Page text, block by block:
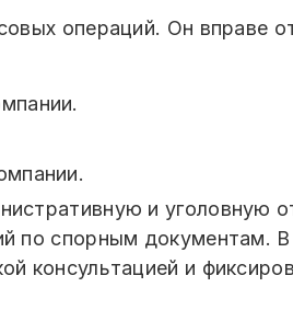
операций. Он вправе
и уголовную
по спорным документам. В
консультацией и